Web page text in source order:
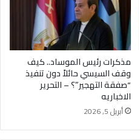
مذكرات رئيس الموساد.. كيف
وقف السيسي حائلاً دون تنفيذ
“صفقة التهجير”؟ – التحرير
الاخباريه
أبريل 5, 2026